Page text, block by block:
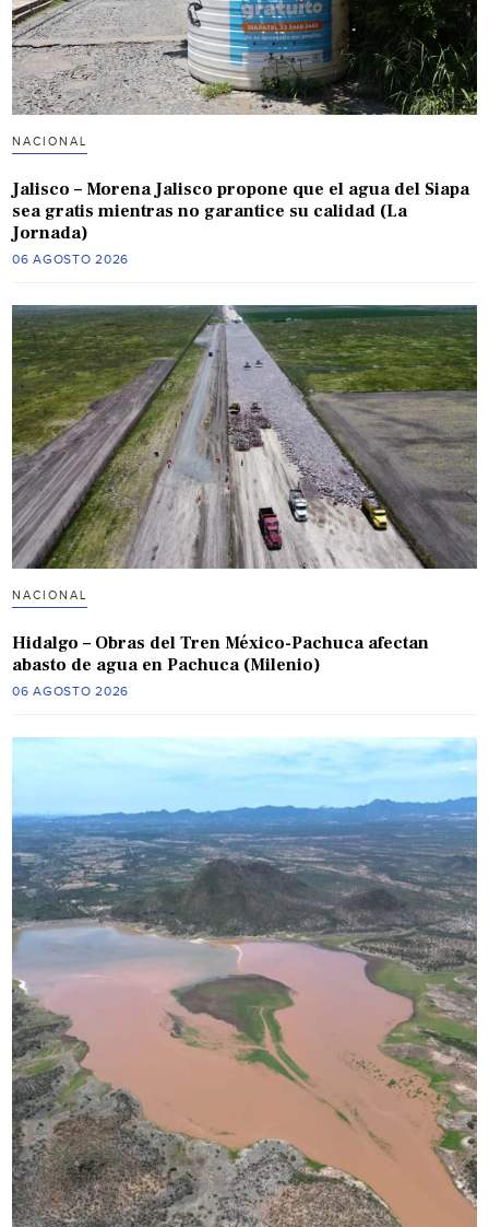
NACIONAL
Jalisco – Morena Jalisco propone que el agua del Siapa
sea gratis mientras no garantice su calidad (La
Jornada)
06 AGOSTO 2026
NACIONAL
Hidalgo – Obras del Tren México-Pachuca afectan
abasto de agua en Pachuca (Milenio)
06 AGOSTO 2026